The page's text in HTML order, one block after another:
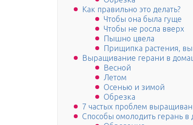
Как правильно это делать?
Чтобы она была гуще
Чтобы не росла вверх
Пышно цвела
Прищипка растения,
Выращивание герани в
Весной
Летом
Осенью и зимой
Обрезка
7 частых проблем
Способы омолодить герань